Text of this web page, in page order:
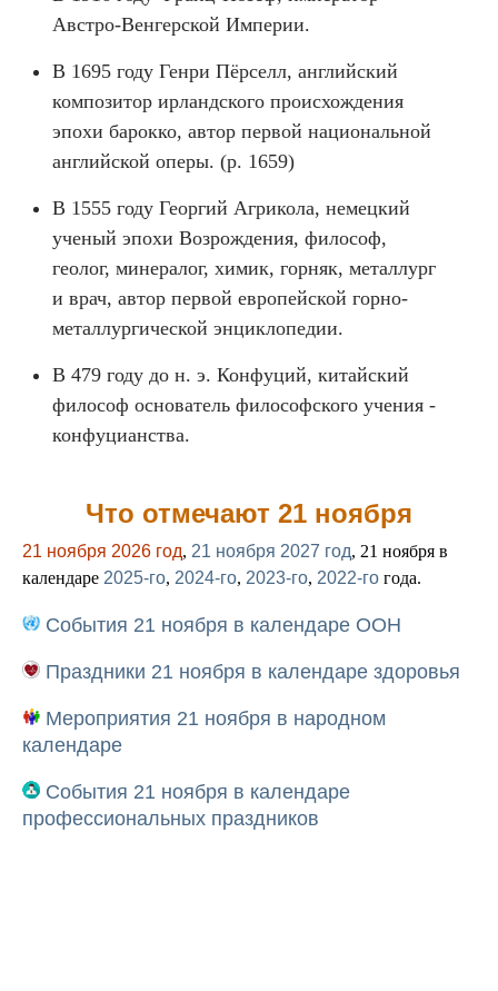
Австро-Венгерской Империи.
В 1695 году Генри Пёрселл, английский
композитор ирландского происхождения
эпохи барокко, автор первой национальной
английской оперы. (р. 1659)
В 1555 году Георгий Агрикола, немецкий
ученый эпохи Возрождения, философ,
геолог, минералог, химик, горняк, металлург
и врач, автор первой европейской горно-
металлургической энциклопедии.
В 479 году до н. э. Конфуций, китайский
философ основатель философского учения -
конфуцианства.
Что отмечают 21 ноября
21 ноября 2026 год, 21 ноября 2027 год, 21 ноября в
календаре 2025-го, 2024-го, 2023-го, 2022-го года.
События 21 ноября в календаре ООН
Праздники 21 ноября в календаре здоровья
Мероприятия 21 ноября в народном
календаре
События 21 ноября в календаре
профессиональных праздников